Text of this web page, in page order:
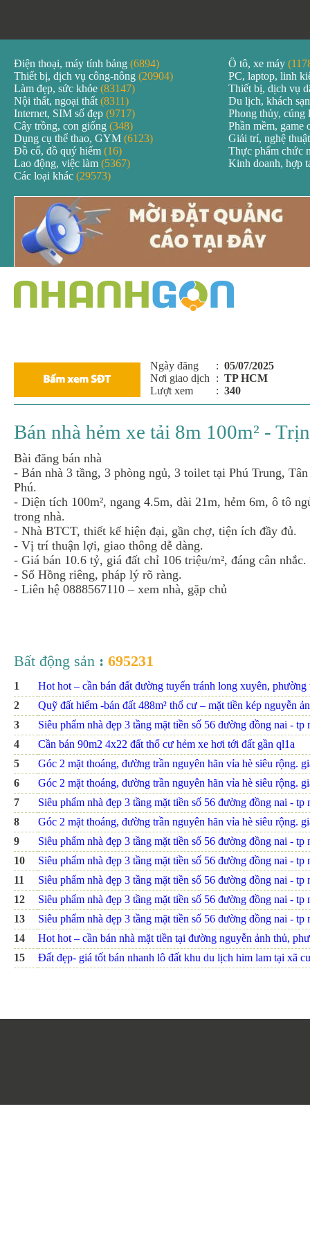
Điện thoại, máy tính bảng (6894) Ô tô, xe máy
Thiết bị, dịch vụ công-nông (20904)
PC, laptop, linh
Làm đẹp, sức khỏe (83147)
Thiết bị, dịch vụ
Nội thất, ngoại thất (8311)
Du lịch, khách
Internet, SIM số đẹp (9717)
Phong thủy, cúng
Cây trồng, con giống (348)
Phần mềm, game
Dụng cụ thể thao, GYM (6123)
Giải trí, nghệ
Đồ cổ, đồ quý hiếm (16)
Thực phẩm chức
Lao động, việc làm (5367)
Kinh doanh, hợp
Các loại khác (29573)
Ngày đăng : 05/07/2025
Nơi giao dịch : TP HCM
Lượt xem
: 340
Bán nhà hẻm xe tải 8m 100m² -
Bài đăng bán nhà
- Bán nhà 3 tầng, 3 phòng ngủ, 3 toilet tại Phú Trung, Tân
Phú.
- Diện tích 100m², ngang 4.5m, dài 21m, hẻm 6m, ô tô
trong nhà.
- Nhà BTCT, thiết kế hiện đại, gần chợ, tiện ích đầy đủ.
- Vị trí thuận lợi, giao thông dễ dàng.
- Giá bán 10.6 tỷ, giá đất chỉ 106 triệu/m², đáng cân nhắc.
- Sổ Hồng riêng, pháp lý rõ ràng.
- Liên hệ 0888567110 – xem nhà, gặp chủ
Bất động sản : 695231
1
Hot hot – cần bán đất đường tuyến tránh long xuyên, phường
2
Quỹ đất hiếm -bán đất 488m² thổ cư – mặt tiền kép nguyễn
3
Siêu phẩm nhà đẹp 3 tầng mặt tiền số 56 đường đồng nai - tp
4
Cần bán 90m2 4x22 đất thổ cư hẻm xe hơi tới đất gần ql1a
5
Góc 2 mặt thoáng, đường trần nguyên hãn vỉa hè siêu rộng.
6
Góc 2 mặt thoáng, đường trần nguyên hãn vỉa hè siêu rộng.
7
Siêu phẩm nhà đẹp 3 tầng mặt tiền số 56 đường đồng nai - tp
8
Góc 2 mặt thoáng, đường trần nguyên hãn vỉa hè siêu rộng.
9
Siêu phẩm nhà đẹp 3 tầng mặt tiền số 56 đường đồng nai - tp
10
Siêu phẩm nhà đẹp 3 tầng mặt tiền số 56 đường đồng nai - tp
11
Siêu phẩm nhà đẹp 3 tầng mặt tiền số 56 đường đồng nai - tp
12
Siêu phẩm nhà đẹp 3 tầng mặt tiền số 56 đường đồng nai - tp
13
Siêu phẩm nhà đẹp 3 tầng mặt tiền số 56 đường đồng nai - tp
14
Hot hot – cần bán nhà mặt tiền tại đường nguyễn ảnh thủ,
15
Đất đẹp- giá tốt bán nhanh lô đất khu du lịch him lam tại xã